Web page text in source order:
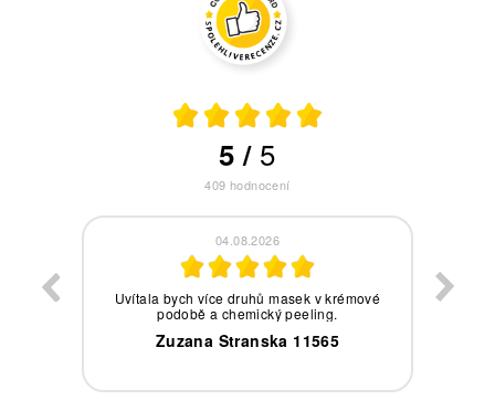
5/ 5
409 hodnocení
04.08.2026
Uvítala bych více druhů masek v krémové
podobě a chemický peeling.
Zuzana Stranska 11565